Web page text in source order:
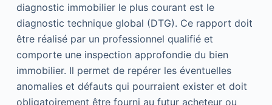
diagnostic immobilier le plus courant est le
diagnostic technique global (DTG). Ce rapport doit
être réalisé par un professionnel qualifié et
comporte une inspection approfondie du bien
immobilier. Il permet de repérer les éventuelles
anomalies et défauts qui pourraient exister et doit
obligatoirement être fourni au futur acheteur ou